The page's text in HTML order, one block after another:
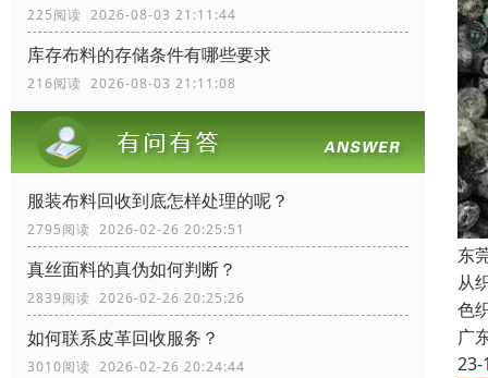
225阅读 2026-08-03 21:11:44
库存布料的存储条件有哪些要求
216阅读 2026-08-03 21:11:08
服装布料回收到底怎样处理的呢？
2795阅读 2026-02-26 20:25:51
真丝面料的真伪如何判断？
2839阅读 2026-02-26 20:25:26
如何联系皮革回收服务？
3010阅读 2026-02-26 20:24:44
东
从
色
广
23-